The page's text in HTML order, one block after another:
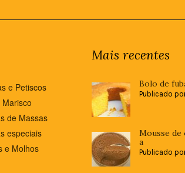
e Petiscos
Marisco
de Massas
especiais
e Molhos
Mais recentes
Bolo de
Publicado
Mousse
a
Publicado